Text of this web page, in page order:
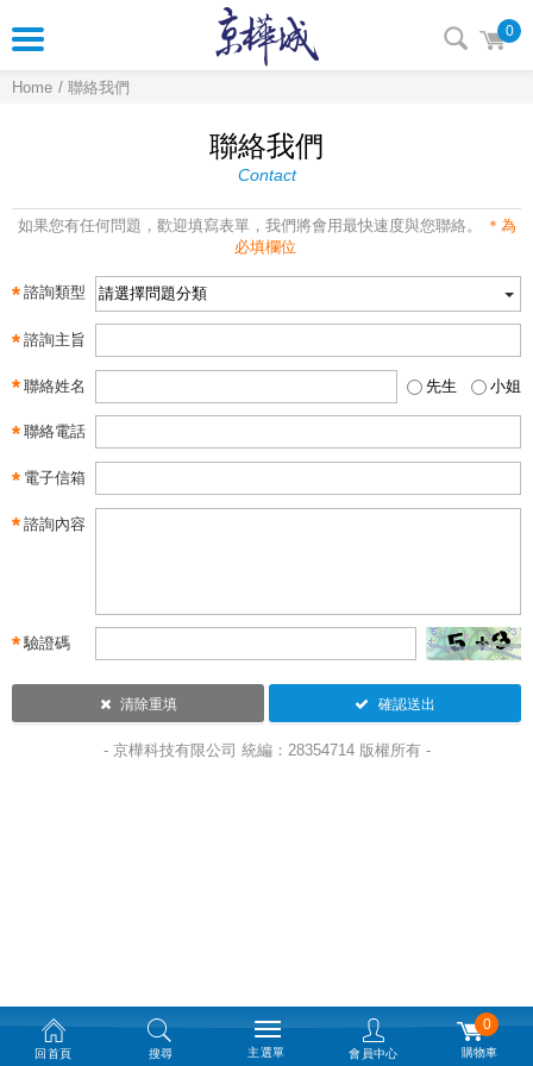
0
Home 聯絡我們
聯絡我們
Contact
如果您有任何問題，歡迎填寫表單，我們將會用最快速度與您聯絡。
＊為
必填欄位
* 諮詢類型
* 諮詢主旨
* 聯絡姓名 先生 小姐
* 聯絡電話
* 電子信箱
* 諮詢內容
* 驗證碼
清除重填 確認送出
- 京樺科技有限公司 統編：28354714 版權所有 -
回首頁 搜尋 主選單 會員中心
0
購物車